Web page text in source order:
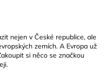
nejen v České republice, ale
zemích. A Evropa už
si něco se značkou